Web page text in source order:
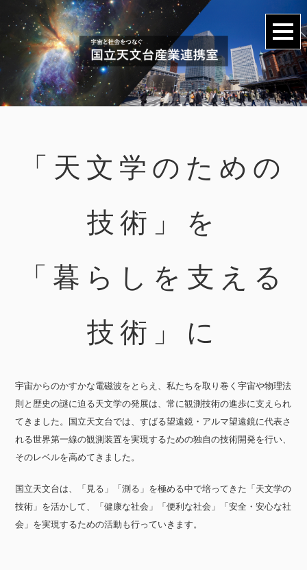
「天文学のための
技術」を
「暮らしを支える
技術」に
宇宙からのかすかな電磁波をとらえ、私たちを取り巻く宇宙や物理法
則と歴史の謎に迫る天文学の発展は、常に観測技術の進歩に支えられ
てきました。国立天文台では、すばる望遠鏡・アルマ望遠鏡に代表さ
れる世界第一線の観測装置を実現するための独自の技術開発を行い、
そのレベルを高めてきました。
国立天文台は、「見る」「測る」を極める中で培ってきた「天文学の
技術」を活かして、「健康な社会」「便利な社会」「安全・安心な社
会」を実現するための活動も行っていきます。